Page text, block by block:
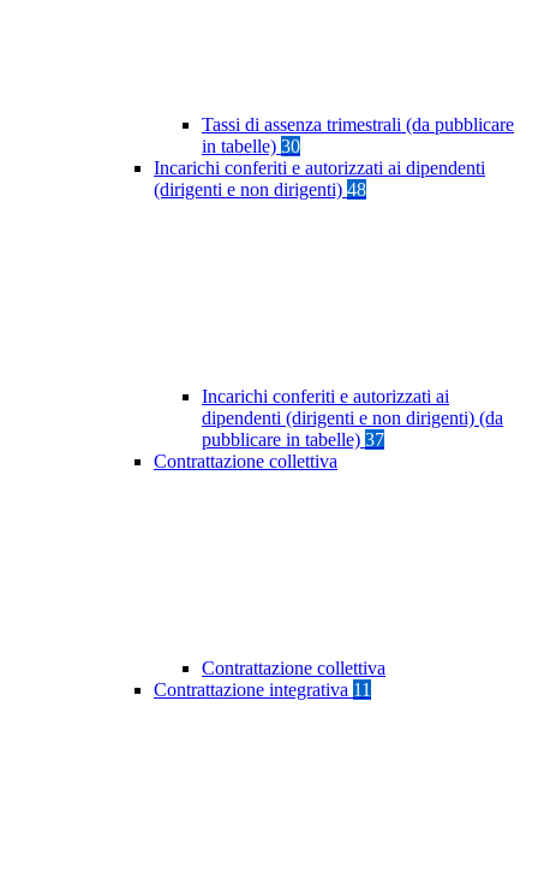
Tassi di assenza trimestrali (da pubblicare
in tabelle) 30
Incarichi conferiti e autorizzati ai dipendenti
(dirigenti e non dirigenti) 48
Incarichi conferiti e autorizzati ai
dipendenti (dirigenti e non dirigenti) (da
pubblicare in tabelle) 37
Contrattazione collettiva
Contrattazione collettiva
Contrattazione integrativa 11